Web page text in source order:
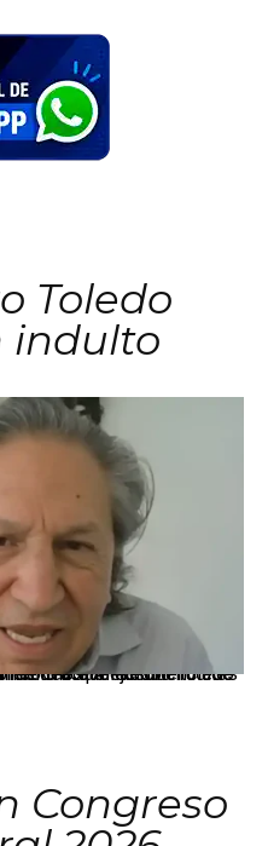
Toledo
indulto
será evaluada por la Comisión de Gracias Presidenciales conforme al procedimiento establecido.
Congreso